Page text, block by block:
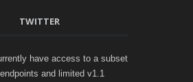
TWITTER
have access to a subset
and limited v1.1